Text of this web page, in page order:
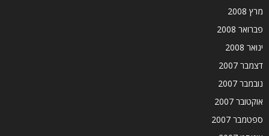
מרץ 2008
פברואר 2008
ינואר 2008
דצמבר 2007
נובמבר 2007
אוקטובר 2007
ספטמבר 2007